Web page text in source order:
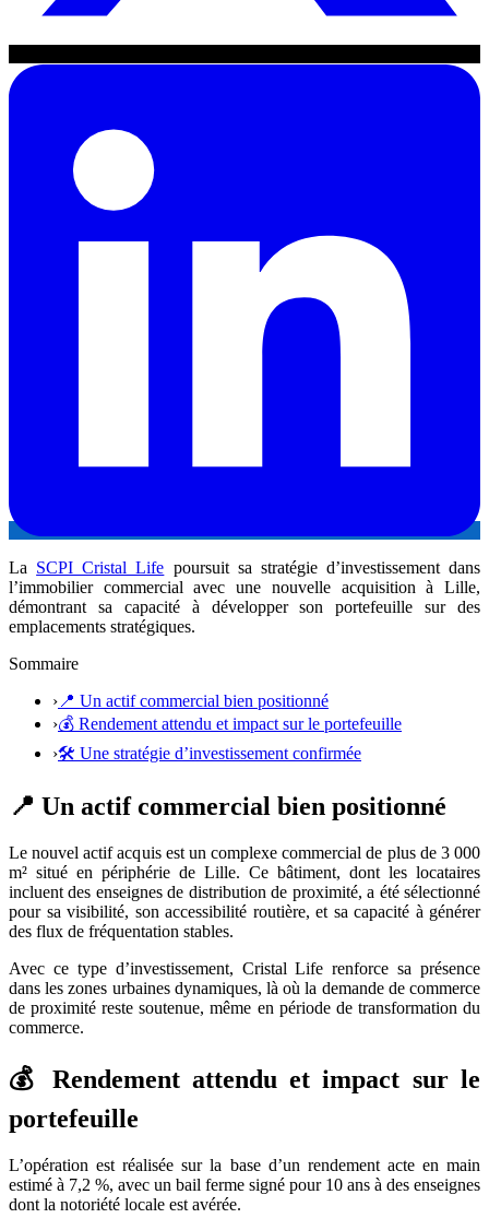
La SCPI Cristal Life poursuit sa stratégie d’investissement dans
l’immobilier commercial avec une nouvelle acquisition à Lille,
démontrant sa capacité à développer son portefeuille sur des
emplacements stratégiques.
Sommaire
› 📍 Un actif commercial bien positionné
›💰 Rendement attendu et impact sur le portefeuille
›🛠️ Une stratégie d’investissement confirmée
📍 Un actif commercial bien positionné
Le nouvel actif acquis est un complexe commercial de plus de 3 000
m² situé en périphérie de Lille. Ce bâtiment, dont les locataires
incluent des enseignes de distribution de proximité, a été sélectionné
pour sa visibilité, son accessibilité routière, et sa capacité à générer
des flux de fréquentation stables.
Avec ce type d’investissement, Cristal Life renforce sa présence
dans les zones urbaines dynamiques, là où la demande de commerce
de proximité reste soutenue, même en période de transformation du
commerce.
💰 Rendement attendu et impact sur le
portefeuille
L’opération est réalisée sur la base d’un rendement acte en main
estimé à 7,2 %, avec un bail ferme signé pour 10 ans à des enseignes
dont la notoriété locale est avérée.